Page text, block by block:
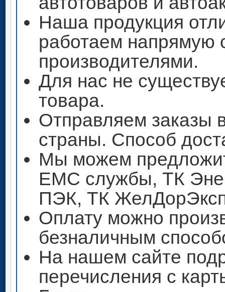
Наша продукция
работаем напрямую
производителями.
Для нас не
товара.
Отправляем заказы
страны. Способ
Мы можем
ЕМС службы, ТК
ПЭК, ТК
Оплату можно
безналичным
На нашем сайте
перечисления с